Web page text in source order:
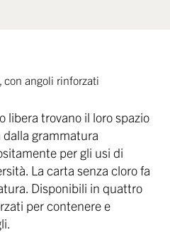
con angoli rinforzati
libera trovano il loro spazio
grammatura
per gli usi di
La carta senza cloro fa
Disponibili in quattro
per contenere e